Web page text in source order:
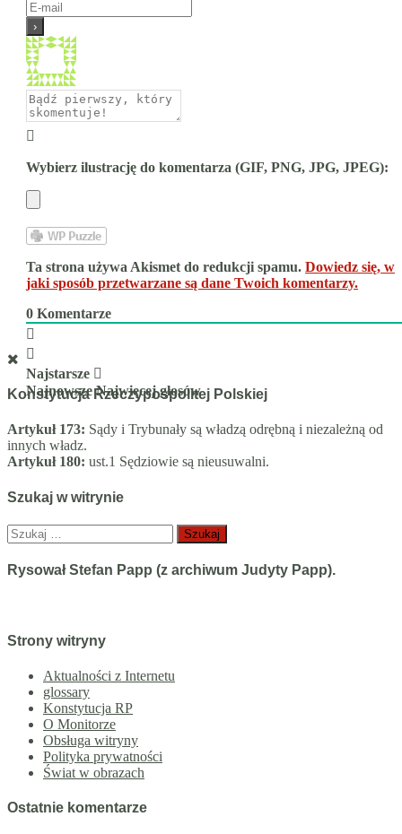
Wybierz ilustrację do komentarza (GIF, PNG, JPG, JPEG):
Ta strona używa Akismet do redukcji spamu. Dowiedz się, w
jaki sposób przetwarzane są dane Twoich komentarzy.
0 Komentarze
Najstarsze
Najnowsze Najwięcej głosów
Konstytucja Rzeczypospolitej Polskiej
Artykuł 173: Sądy i Trybunały są władzą odrębną i niezależną od
innych władz.
Artykuł 180: ust.1 Sędziowie są nieusuwalni.
Szukaj w witrynie
Szukaj:
Rysował Stefan Papp (z archiwum Judyty Papp).
Strony witryny
Aktualności z Internetu
glossary
Konstytucja RP
O Monitorze
Obsługa witryny
Polityka prywatności
Świat w obrazach
Ostatnie komentarze